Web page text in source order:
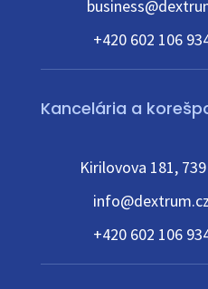
+420 602 106
Kancelária a
Kirilovova 181,
info@dextrum.cz
+420 602 106